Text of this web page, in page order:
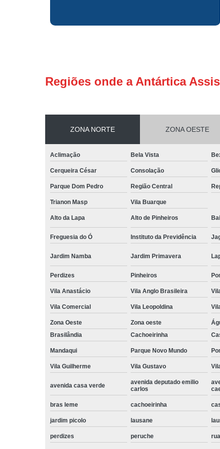
Regiões onde a Antártica
ZONA NORTE ZONA OESTE
Aclimação Bela Vista
Cerqueira César Consolação
Parque Dom Pedro Região Central
Trianon Masp Vila Buarque
Alto da Lapa Alto de Pinheiros
Freguesia do Ó Instituto da Previdência
Jardim Namba Jardim Primavera
Perdizes Pinheiros
Vila Anastácio Vila Anglo Brasileira
Vila Comercial Vila Leopoldina
Zona Oeste Zona oeste
Brasilândia
Cachoeirinha
Mandaqui Parque Novo Mundo
Vila Guilherme Vila Gustavo
avenida casa verde
avenida deputado emilio
carlos
bras leme cachoeirinha
jardim picolo lausane
perdizes peruche